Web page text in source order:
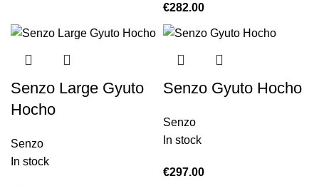
€282.00
Senzo Large Gyuto
Hocho
Senzo
In stock
Senzo Gyuto Hocho
Senzo
In stock
€297.00